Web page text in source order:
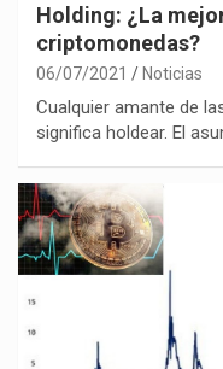
Holding: ¿La
criptomonedas?
06/07/2021 Noticias
Cualquier amante de
significa holdear. El